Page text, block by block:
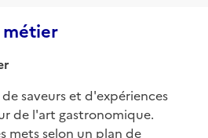
saveurs et d'expériences
de l'art gastronomique.
mets selon un plan de